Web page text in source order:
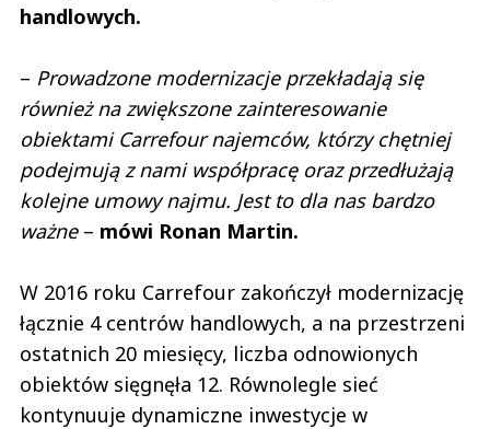
handlowych.
– Prowadzone modernizacje przekładają się
również na zwiększone zainteresowanie
obiektami Carrefour najemców, którzy chętniej
podejmują z nami współpracę oraz przedłużają
kolejne umowy najmu. Jest to dla nas bardzo
ważne – mówi Ronan Martin.
W 2016 roku Carrefour zakończył modernizację
łącznie 4 centrów handlowych, a na przestrzeni
ostatnich 20 miesięcy, liczba odnowionych
obiektów sięgnęła 12. Równolegle sieć
kontynuuje dynamiczne inwestycje w